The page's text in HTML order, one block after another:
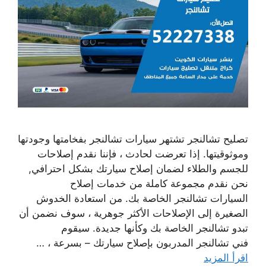
تصليح تشالنجر تشتهر سيارات تشالنجر بفخامتها وجودتها
وموثوقيتها. إذا تعرضت لحادث ، فإننا نقدم إصلاحات
للجسم والطلاء لضمان إصلاح سيارتك بشكل احترافي,
نحن نقدم مجموعة كاملة من خدمات إصلاح
السيارات تشالنجر الخاصة بك. من استعادة الخدوش
الصغيرة إلى الإصلاحات الأكثر جوهرية ، سوف نضمن أن
تبدو تشالنجر الخاصة بك وكأنها جديدة. سيقوم
فني تشالنجر المدربون بإصلاح سيارتك – بسرعة ، …
اقرأ المزيد